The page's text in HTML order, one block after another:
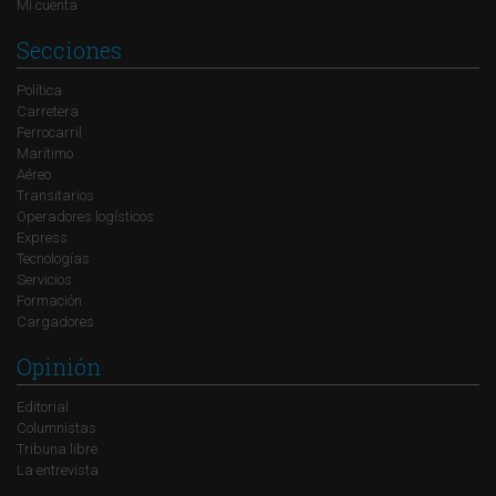
Mi cuenta
Secciones
Política
Carretera
Ferrocarril
Marítimo
Aéreo
Transitarios
Operadores logísticos
Express
Tecnologías
Servicios
Formación
Cargadores
Opinión
Editorial
Columnistas
Tribuna libre
La entrevista